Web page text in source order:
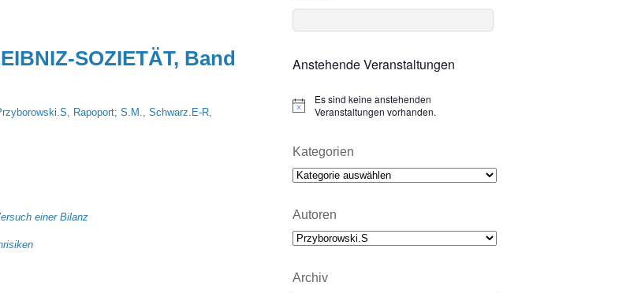
SOZIETÄT, Band
Rapoport; S.M. Schwarz.E-R
einer Bilanz
Anstehende Veranstaltungen
N
i
c
e
Es sind keine anstehenden
Veranstaltungen vorhanden.
Kategorien
Kategorien
Autoren
Archiv